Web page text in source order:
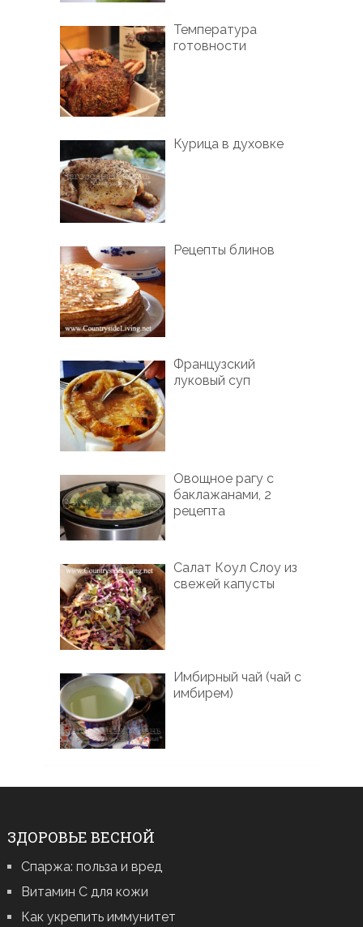
Температура
готовности
Курица в духовке
Рецепты блинов
Французский
луковый суп
Овощное рагу с
баклажанами, 2
рецепта
Салат Коул Слоу из
свежей капусты
Имбирный чай (чай с
имбирем)
ЗДОРОВЬЕ ВЕСНОЙ
Спаржа: польза и вред
Витамин С для кожи
Как укрепить иммунитет